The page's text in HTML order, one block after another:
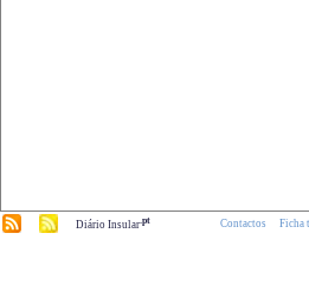
Diário Insular.pt Contactos Ficha